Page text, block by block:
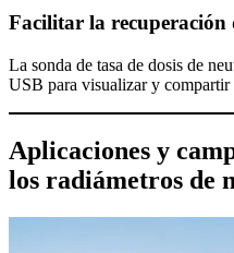
Facilitar la recuperación
La sonda de tasa de dosis de
USB para visualizar y compartir
Aplicaciones y
los radiámetros de